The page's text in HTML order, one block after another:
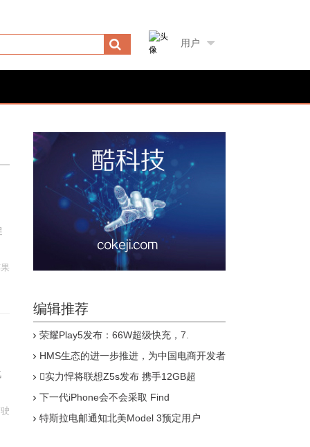
用户
编辑推荐
荣耀Play5发布：66W超级快充，7.
HMS生态的进一步推进，为中国电商开发者
实力悍将联想Z5s发布 携手12GB超
下一代iPhone会不会采取 Find
特斯拉电邮通知北美Model 3预定用户